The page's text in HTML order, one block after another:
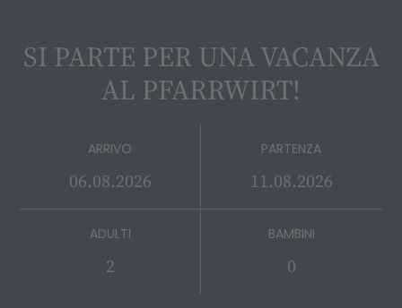
SI PARTE PER UNA VACANZA
AL PFARRWIRT!
ARRIVO PARTENZA
ADULTI BAMBINI